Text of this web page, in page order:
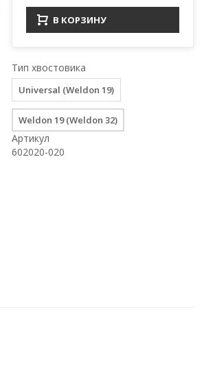
В КОРЗИНУ
Тип хвостовика
Universal (Weldon 19)
Weldon 19 (Weldon 32)
Артикул
602020-020